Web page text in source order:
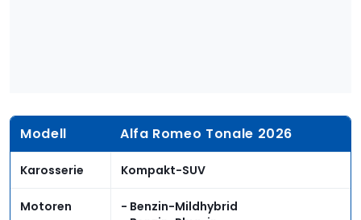
Modell Alfa Romeo Tonale 2026
Karosserie Kompakt-SUV
Motoren
- Benzin-Mildhybrid